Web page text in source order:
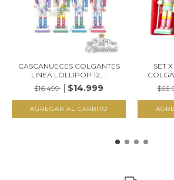
CASCANUECES COLGANTES
LINEA LOLLIPOP 12,...
$16.499
$14.999
SET